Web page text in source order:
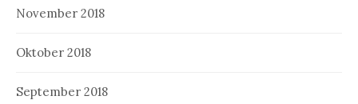
November 2018
Oktober 2018
September 2018